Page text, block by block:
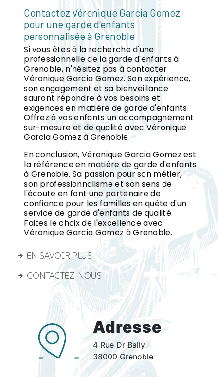
Contactez Véronique Garcia Gomez
pour une garde d'enfants
personnalisée à Grenoble
Si vous êtes à la recherche d'une
professionnelle de la garde d'enfants à
Grenoble, n'hésitez pas à contacter
Véronique Garcia Gomez. Son expérience,
son engagement et sa bienveillance
sauront répondre à vos besoins et
exigences en matière de garde d'enfants.
Offrez à vos enfants un accompagnement
sur-mesure et de qualité avec Véronique
Garcia Gomez à Grenoble.
En conclusion, Véronique Garcia Gomez est
la référence en matière de garde d'enfants
à Grenoble. Sa passion pour son métier,
son professionnalisme et son sens de
l'écoute en font une partenaire de
confiance pour les familles en quête d'un
service de garde d'enfants de qualité.
Faites le choix de l'excellence avec
Véronique Garcia Gomez à Grenoble.
EN SAVOIR PLUS
CONTACTEZ-NOUS
Adresse
4 Rue Dr Bally
38000 Grenoble